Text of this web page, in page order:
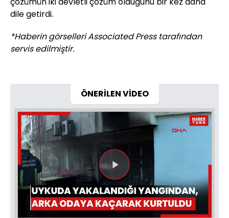
dile getirdi.
*Haberin görselleri Associated Press tarafından
servis edilmiştir.
ÖNERİLEN VİDEO
Videoyu
Oynat